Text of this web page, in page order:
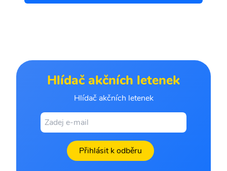
Hlídač akčních letenek
Hlídač akčních letenek
Přihlásit k odběru